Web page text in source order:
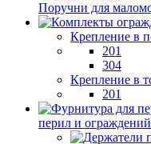
Поручни для
Крепление в
201
304
Крепление в
201
перил и ограждений